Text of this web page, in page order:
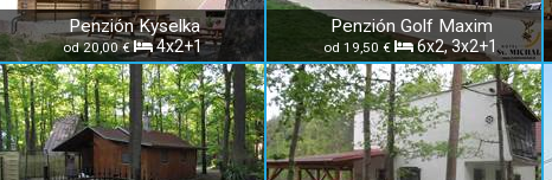
Penzión Kyselka
od 20,00 € 4x2+1
Penzión Golf Maxim
od 19,50 € 6x2, 3x2+1